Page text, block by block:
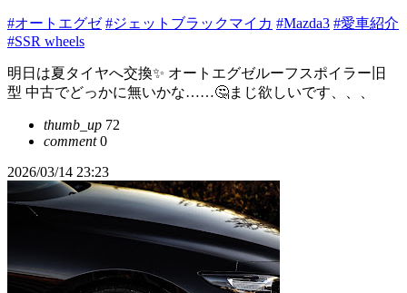
#オートエグゼ #ジェットブラックマイカ #Mazda3 #愛車紹介
#SSR wheels
明日は夏タイヤへ交換✨ オートエグゼルーフスポイラー旧
型 中古でどっかに無いかな……🤔まじ欲しいです、、、
thumb_up 72
comment0
2026/03/14 23:23